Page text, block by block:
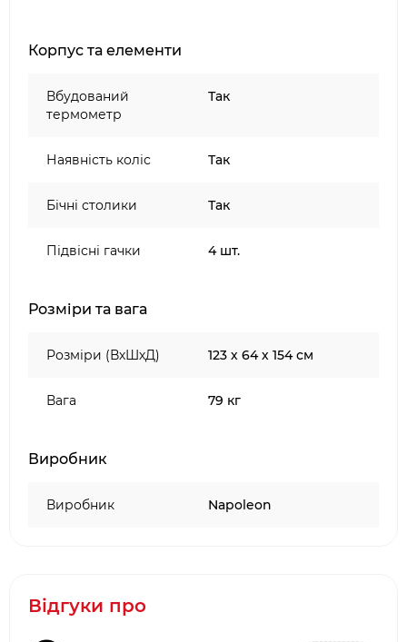
Корпус та елементи
Вбудований
термометр
Так
Наявність коліс Так
Бічні столики Так
Підвісні гачки 4 шт.
Розміри та вага
Розміри (ВхШхД) 123 х 64 х 154 см
Вага 79 кг
Виробник
Виробник Napoleon
Відгуки про